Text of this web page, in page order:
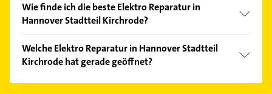
Wie finde ich die beste Elektro Reparatur in
Hannover Stadtteil Kirchrode?
Kundenmeinungen und profitieren Sie von den
Empfehlungen. Die Suchergebnisse können Sie sich
einfach nachBewertungensortiert anzeigen lassen.
Welche Elektro Reparatur in Hannover Stadtteil
Kirchrode hat gerade geöffnet?
Im Anbieter-Bereich finden Sie alleÖffnungszeiten.